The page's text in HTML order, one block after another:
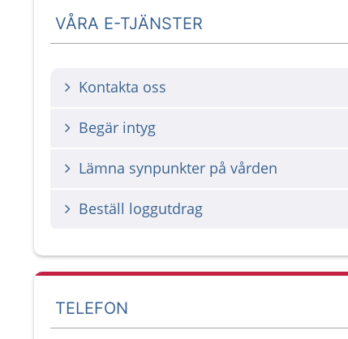
VÅRA E-TJÄNSTER
Kontakta oss
Begär intyg
Lämna synpunkter på vården
Beställ loggutdrag
TELEFON